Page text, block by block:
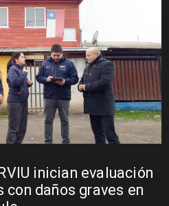
inician evaluación
daños graves en